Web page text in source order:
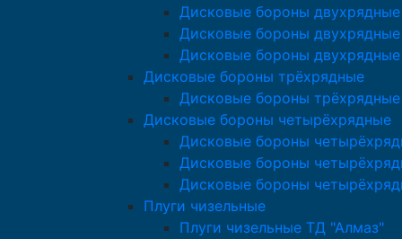
Дисковые бороны
Дисковые бороны
Дисковые бороны
Дисковые бороны трёхрядные
Дисковые бороны
Дисковые бороны четырёхрядные
Дисковые бороны
Дисковые бороны
Дисковые бороны
Плуги чизельные
Плуги чизельные ТД "Алмаз"